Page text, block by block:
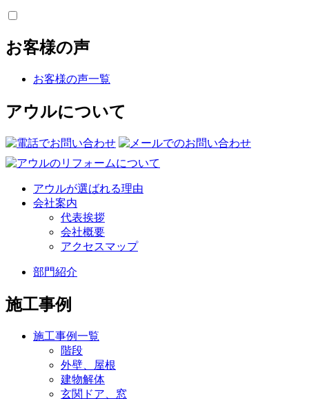
お客様の声
お客様の声一覧
アウルについて
アウルが選ばれる理由
会社案内
代表挨拶
会社概要
アクセスマップ
部門紹介
施工事例
施工事例一覧
階段
外壁、屋根
建物解体
玄関ドア、窓